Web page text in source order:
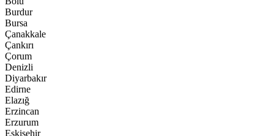
Burdur
Bursa
Çanakkale
Çankırı
Çorum
Denizli
Diyarbakır
Edirne
Elazığ
Erzincan
Erzurum
Eskişehir